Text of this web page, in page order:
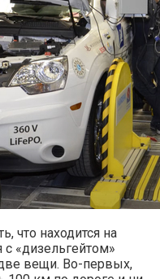
что находится на
«дизельгейтом»
вещи. Во-первых,